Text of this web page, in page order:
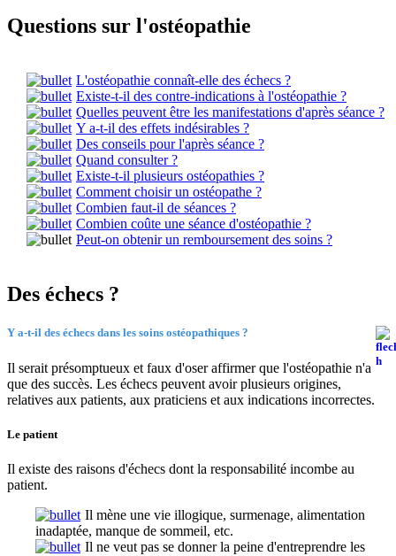
Questions sur l'ostéopathie
L'ostéopathie connaît-elle des échecs ?
Existe-t-il des contre-indications à l'ostéopathie ?
Quelles peuvent être les manifestations d'après séance ?
Y a-t-il des effets indésirables ?
Des conseils pour l'après séance ?
Quand consulter ?
Existe-t-il plusieurs ostéopathies ?
Comment choisir un ostéopathe ?
Combien faut-il de séances ?
Combien coûte une séance d'ostéopathie ?
Peut-on obtenir un remboursement des soins ?
Des échecs ?
Y a-t-il des échecs dans les soins ostéopathiques ?
Il serait présomptueux et faux d'oser affirmer que l'ostéopathie n'a
que des succès. Les échecs peuvent avoir plusieurs origines,
relatives aux patients, aux praticiens et aux indications incorrectes.
Le patient
Il existe des raisons d'échecs dont la responsabilité incombe au
patient.
Il mène une vie illogique, surmenage, alimentation
inadaptée, manque de sommeil, etc.
Il ne veut pas se donner la peine d'entreprendre les